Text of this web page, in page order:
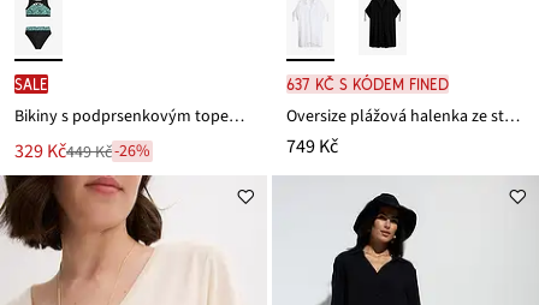
SALE
Bikiny s podprsenkovým topem a prostřihem (2dílná souprava)
Nová
cena
je
329 Kč
Zlevněno
z
ceny
449 Kč
449 Kč-26%
637 Kč s kódem FINED
Oversize plážová halenka ze strukturovaného materiálu se zmačkanou úpravou
749 Kč